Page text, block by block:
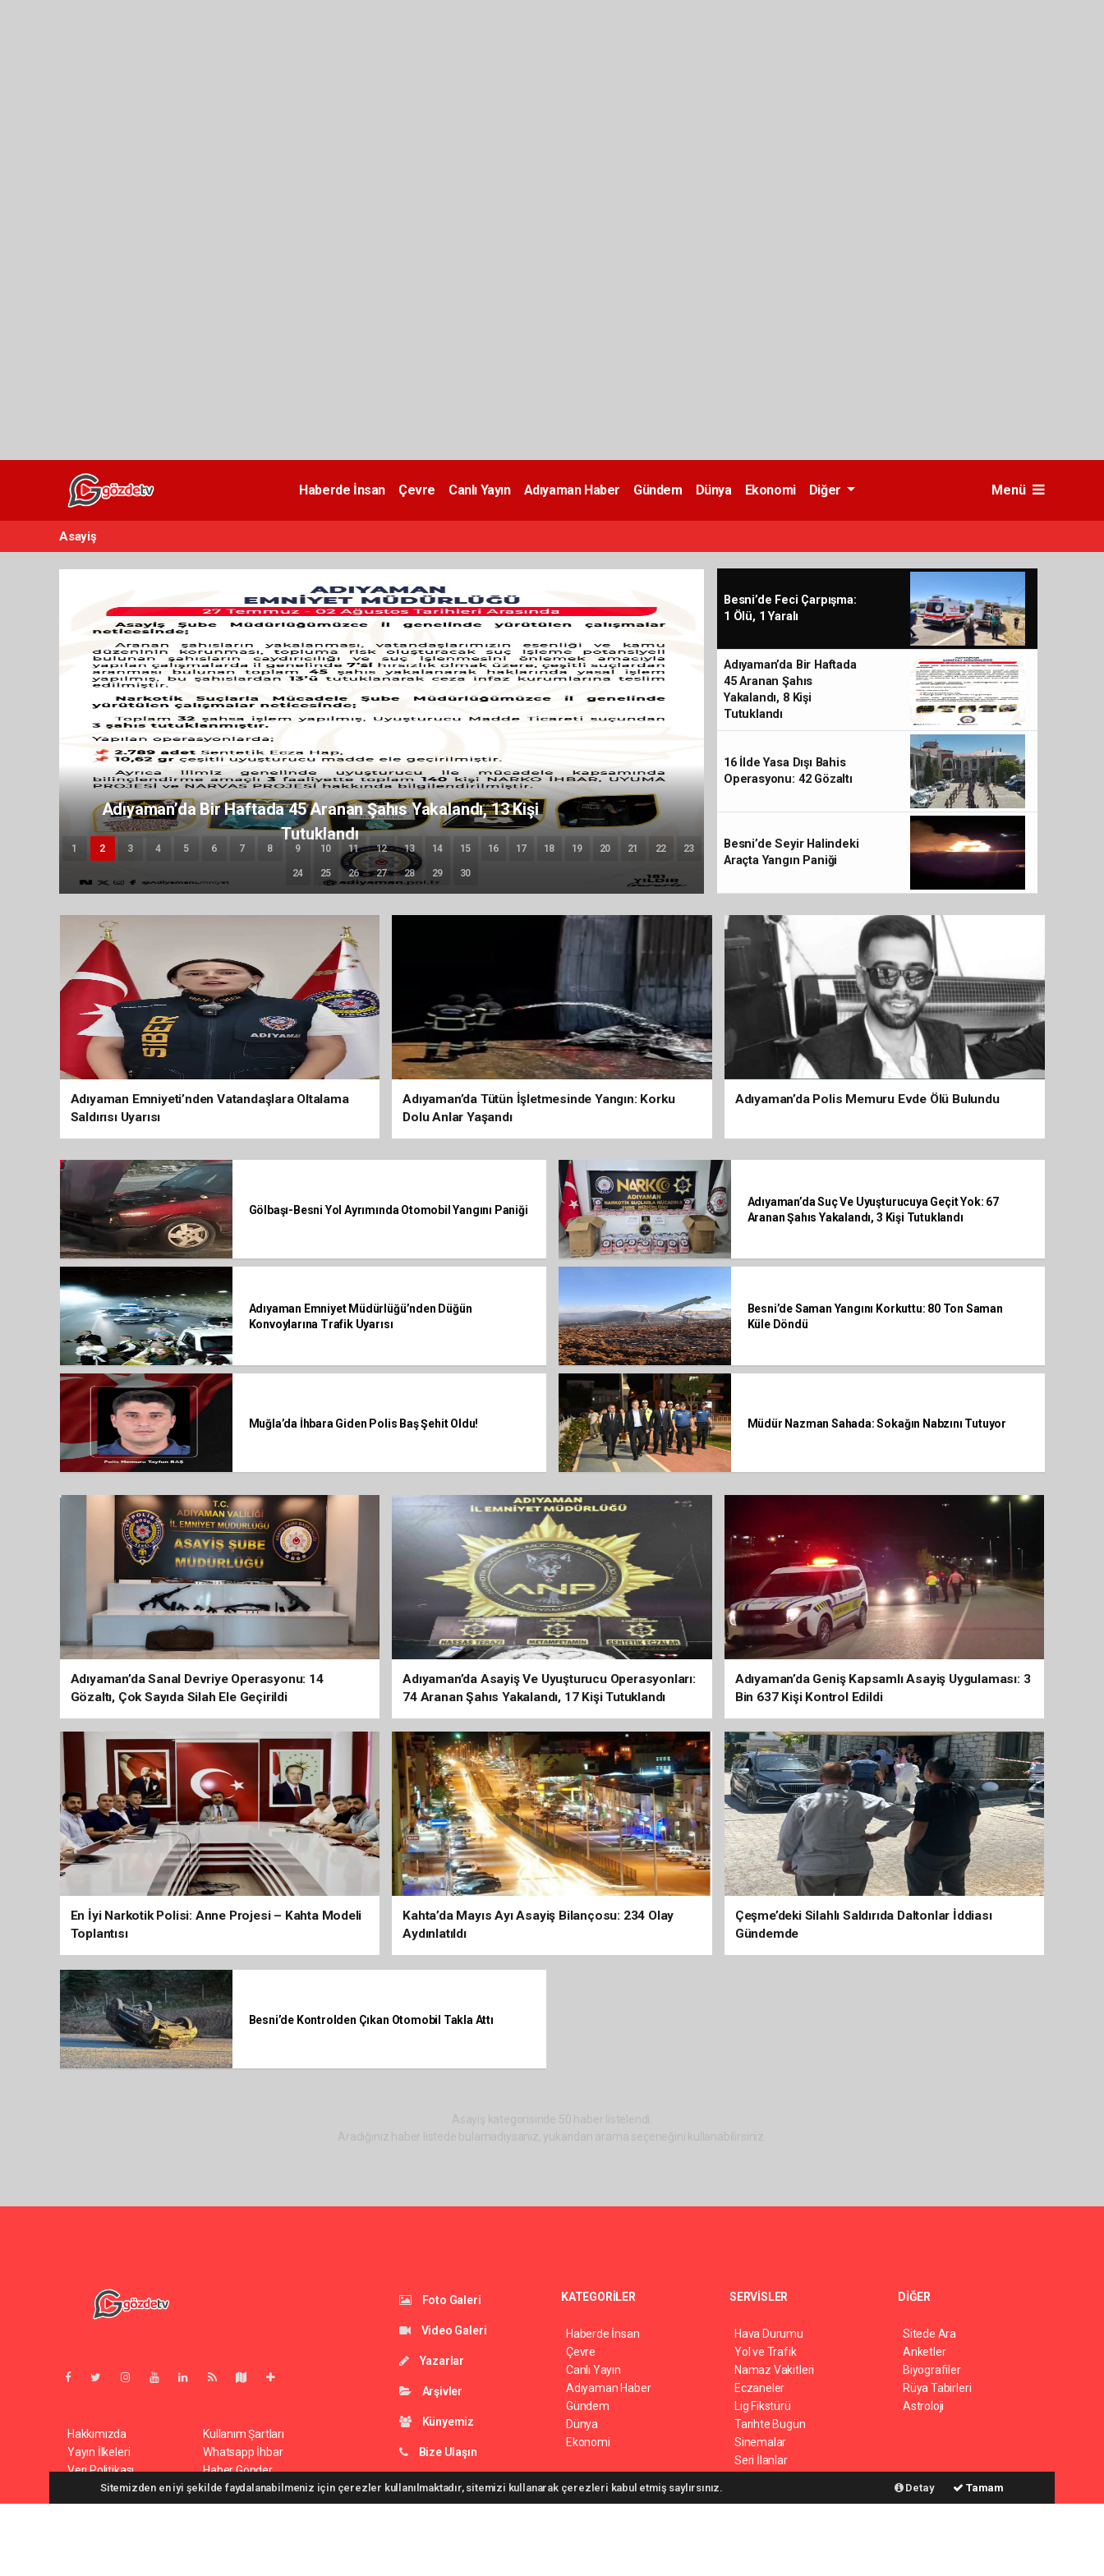
Haberde İnsan Çevre Canlı Yayın Adıyaman Haber Gündem Dünya Ekonomi Diğer Menü
Asayiş
Çocukların Karıştığı Olay Sayısı 610 Bine Yaklaştı Tarım İşçilerini Taşıyan Minibüs Tırın Altına
1 2 3 4 5 6 7 8 9 10 11 12 13 14 15 16 17 18 19 20 21 22 23
24 25 26 27 28 29 30
Besni’de Feci Çarpışma:
1 Ölü, 1 Yaralı
Adıyaman’da Bir Haftada
45 Aranan Şahıs
Yakalandı, 8 Kişi
Tutuklandı
16 İlde Yasa Dışı Bahis
Operasyonu: 42 Gözaltı
Besni’de Seyir Halindeki
Araçta Yangın Paniği
Adıyaman Emniyeti’nden Vatandaşlara Oltalama
Saldırısı Uyarısı
Adıyaman’da Tütün İşletmesinde Yangın: Korku
Dolu Anlar Yaşandı
Adıyaman’da Polis Memuru Evde Ölü Bulundu
Gölbaşı-Besni Yol Ayrımında Otomobil Yangını Paniği
Adıyaman’da Suç Ve Uyuşturucuya Geçit Yok: 67
Aranan Şahıs Yakalandı, 3 Kişi Tutuklandı
Adıyaman Emniyet Müdürlüğü’nden Düğün
Konvoylarına Trafik Uyarısı
Besni’de Saman Yangını Korkuttu: 80 Ton Saman
Küle Döndü
Muğla’da İhbara Giden Polis Baş Şehit Oldu! Müdür Nazman Sahada: Sokağın Nabzını Tutuyor
Adıyaman’da Sanal Devriye Operasyonu: 14
Gözaltı, Çok Sayıda Silah Ele Geçirildi
Adıyaman’da Asayiş Ve Uyuşturucu Operasyonları:
74 Aranan Şahıs Yakalandı, 17 Kişi Tutuklandı
Adıyaman’da Geniş Kapsamlı Asayiş Uygulaması: 3
Bin 637 Kişi Kontrol Edildi
En İyi Narkotik Polisi: Anne Projesi – Kahta Modeli
Toplantısı
Kahta’da Mayıs Ayı Asayiş Bilançosu: 234 Olay
Aydınlatıldı
Çeşme’deki Silahlı Saldırıda Daltonlar İddiası
Gündemde
Besni’de Kontrolden Çıkan Otomobil Takla Attı
Asayiş kategorisinde 50 haber listelendi.
Aradığınız haber listede bulamadıysanız, yukarıdan arama seçeneğini kullanabilirsiniz.
Sitemizden en iyi şekilde faydalanabilmeniz için çerezler kullanılmaktadır, sitemizi kullanarak çerezleri kabul etmiş saylırsınız. Detay Tamam
Hakkımızda
Yayın İlkeleri
Veri Politikası
Kullanım Şartları
Whatsapp İhbar
Haber Gönder
Foto Galeri
Video Galeri
Yazarlar
Arşivler
Künyemiz
Bize Ulaşın
KATEGORİLER
Haberde İnsan
Çevre
Canlı Yayın
Adıyaman Haber
Gündem
Dünya
Ekonomi
SERVİSLER
Hava Durumu
Yol ve Trafik
Namaz Vakitleri
Eczaneler
Lig Fikstürü
Tarihte Bugün
Sinemalar
Seri İlanlar
DİĞER
Sitede Ara
Anketler
Biyografiler
Rüya Tabirleri
Astroloji